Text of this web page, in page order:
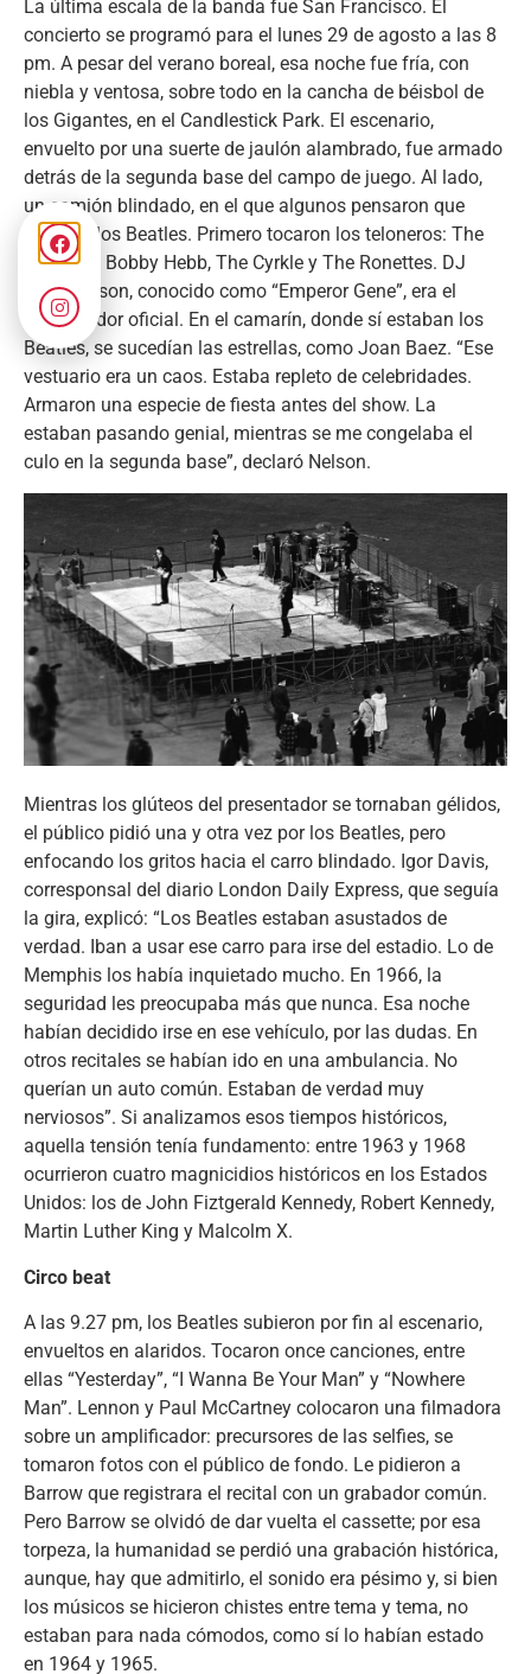
La última escala de la banda fue San Francisco. El
concierto se programó para el lunes 29 de agosto a las 8
pm. A pesar del verano boreal, esa noche fue fría, con
niebla y ventosa, sobre todo en la cancha de béisbol de
los Gigantes, en el Candlestick Park. El escenario,
envuelto por una suerte de jaulón alambrado, fue armado
detrás de la segunda base del campo de juego. Al lado,
un camión blindado, en el que algunos pensaron que
estaban los Beatles. Primero tocaron los teloneros: The
Remains, Bobby Hebb, The Cyrkle y The Ronettes. DJ
Gene Nelson, conocido como “Emperor Gene”, era el
presentador oficial. En el camarín, donde sí estaban los
Beatles, se sucedían las estrellas, como Joan Baez. “Ese
vestuario era un caos. Estaba repleto de celebridades.
Armaron una especie de fiesta antes del show. La
estaban pasando genial, mientras se me congelaba el
culo en la segunda base”, declaró Nelson.
Mientras los glúteos del presentador se tornaban gélidos,
el público pidió una y otra vez por los Beatles, pero
enfocando los gritos hacia el carro blindado. Igor Davis,
corresponsal del diario London Daily Express, que seguía
la gira, explicó: “Los Beatles estaban asustados de
verdad. Iban a usar ese carro para irse del estadio. Lo de
Memphis los había inquietado mucho. En 1966, la
seguridad les preocupaba más que nunca. Esa noche
habían decidido irse en ese vehículo, por las dudas. En
otros recitales se habían ido en una ambulancia. No
querían un auto común. Estaban de verdad muy
nerviosos”. Si analizamos esos tiempos históricos,
aquella tensión tenía fundamento: entre 1963 y 1968
ocurrieron cuatro magnicidios históricos en los Estados
Unidos: los de John Fiztgerald Kennedy, Robert Kennedy,
Martin Luther King y Malcolm X.
Circo beat
A las 9.27 pm, los Beatles subieron por fin al escenario,
envueltos en alaridos. Tocaron once canciones, entre
ellas “Yesterday”, “I Wanna Be Your Man” y “Nowhere
Man”. Lennon y Paul McCartney colocaron una filmadora
sobre un amplificador: precursores de las selfies, se
tomaron fotos con el público de fondo. Le pidieron a
Barrow que registrara el recital con un grabador común.
Pero Barrow se olvidó de dar vuelta el cassette; por esa
torpeza, la humanidad se perdió una grabación histórica,
aunque, hay que admitirlo, el sonido era pésimo y, si bien
los músicos se hicieron chistes entre tema y tema, no
estaban para nada cómodos, como sí lo habían estado
en 1964 y 1965.